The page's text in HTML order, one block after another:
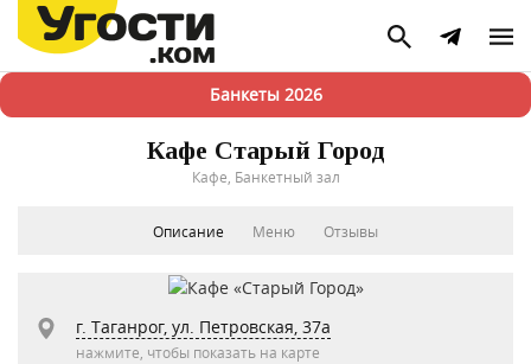
Банкеты 2026
Кафе Старый Город
Кафе, Банкетный зал
Описание Меню Отзывы
г. Таганрог, ул. Петровская, 37а
нажмите, чтобы показать на карте